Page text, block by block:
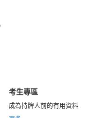
考生專區
成為持牌人前的有用資料